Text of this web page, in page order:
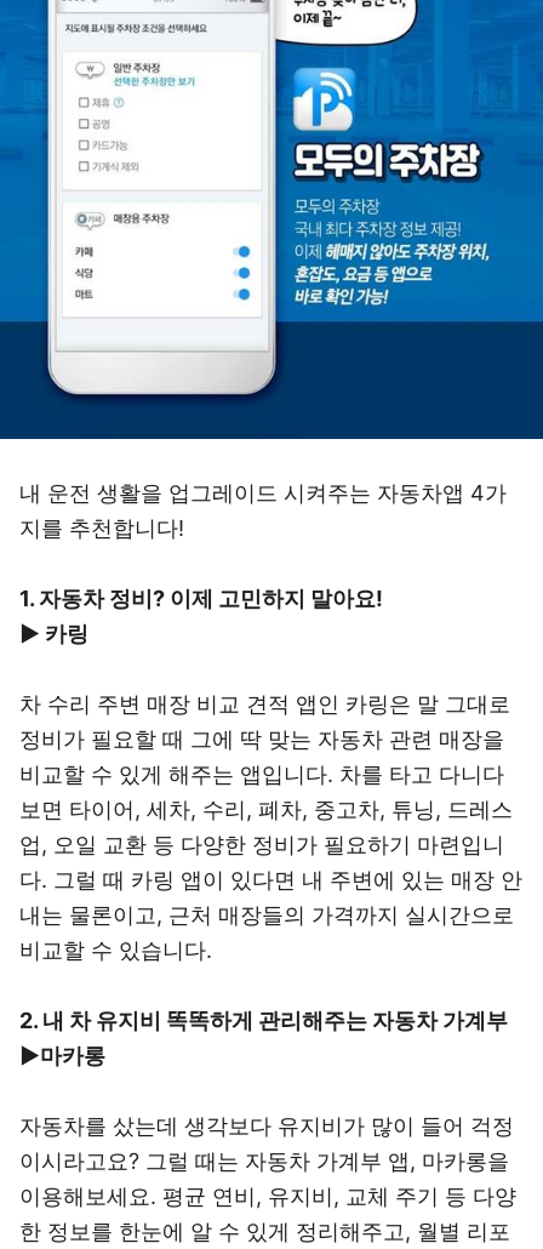
내 운전 생활을 업그레이드 시켜주는 자동차앱 4가
지를 추천합니다!
1. 자동차 정비? 이제 고민하지 말아요!
▶ 카링
차 수리 주변 매장 비교 견적 앱인 카링은 말 그대로
정비가 필요할 때 그에 딱 맞는 자동차 관련 매장을
비교할 수 있게 해주는 앱입니다. 차를 타고 다니다
보면 타이어, 세차, 수리, 폐차, 중고차, 튜닝, 드레스
업, 오일 교환 등 다양한 정비가 필요하기 마련입니
다. 그럴 때 카링 앱이 있다면 내 주변에 있는 매장 안
내는 물론이고, 근처 매장들의 가격까지 실시간으로
비교할 수 있습니다.
2. 내 차 유지비 똑똑하게 관리해주는 자동차 가계부
▶마카롱
자동차를 샀는데 생각보다 유지비가 많이 들어 걱정
이시라고요? 그럴 때는 자동차 가계부 앱, 마카롱을
이용해보세요. 평균 연비, 유지비, 교체 주기 등 다양
한 정보를 한눈에 알 수 있게 정리해주고, 월별 리포